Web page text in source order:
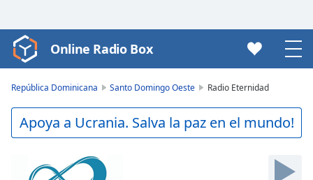
Video
Player
Play
Video
Backward
Online Radio Box
República Dominicana Santo Domingo Oeste Radio Eternidad
Apoya a Ucrania. Salva la paz en el mundo!